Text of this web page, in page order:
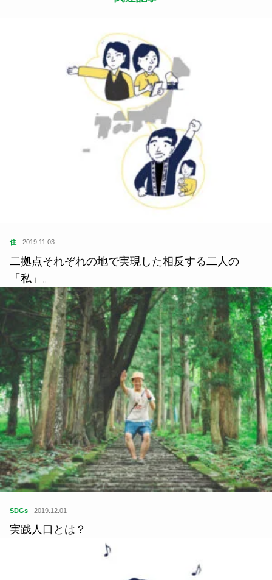
よかったらシェアしてね
関連記事
2019.11.03
二拠点それぞれの地で実現した相反する二人の
「私」。